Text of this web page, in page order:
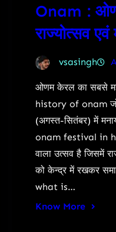
Onam :
राज्योत्सव एवं
vsasingh
ओणम केरल का सबसे
history of onam
(अगस्त-सितंबर) में
onam festival in
वाला उत्सव है जिसमें
को केन्द्र में रखकर
what is…
Know More